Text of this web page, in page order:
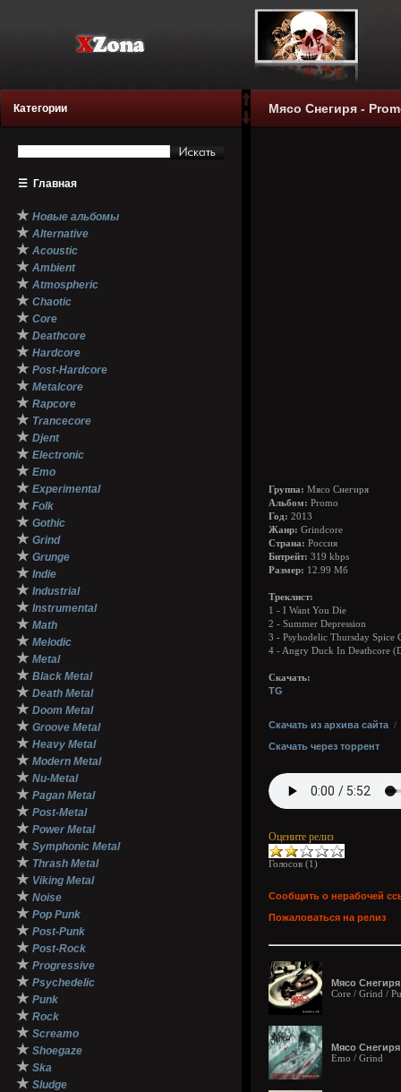
Категории
☰ Главная
★ Новые альбомы
★ Alternative
★ Acoustic
★ Ambient
★ Atmospheric
★ Chaotic
★ Core
★ Deathcore
★ Hardcore
★ Post-Hardcore
★ Metalcore
★ Rapcore
★ Trancecore
★ Djent
★ Electronic
★ Emo
★ Experimental
★ Folk
★ Gothic
★ Grind
★ Grunge
★ Indie
★ Industrial
★ Instrumental
★ Math
★ Melodic
★ Metal
★ Black Metal
★ Death Metal
★ Doom Metal
★ Groove Metal
★ Heavy Metal
★ Modern Metal
★ Nu-Metal
★ Pagan Metal
★ Post-Metal
★ Power Metal
★ Symphonic Metal
★ Thrash Metal
★ Viking Metal
★ Noise
★ Pop Punk
★ Post-Punk
★ Post-Rock
★ Progressive
★ Psychedelic
★ Punk
★ Rock
★ Screamo
★ Shoegaze
★ Ska
★ Sludge
Мясо Снегиря -
Группа: Мясо Снегиря
Альбом: Promo
Год: 2013
Жанр: Grindcore
Страна: Россия
Битрейт: 319 kbps
Размер: 12.99 Мб
Треклист:
1 - I Want You Die
2 - Summer Depression
3 - Psyhodelic Thursday Spice
4 - Angry Duck In Deathcore
Скачать:
TG
Скачать из архива сайта /
Скачать через торрент
Оцените релиз
Голосов (1)
Сообщить о нерабочей
Пожаловаться на релиз
Мясо
Core / Grind /
Мясо Снегиря
Emo / Grind